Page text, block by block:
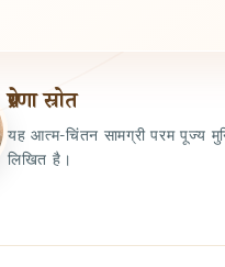
प्रेरणा स्रोत
यह आत्म-चिंतन सामग्री परम पूज्य मुनि
लिखित है।